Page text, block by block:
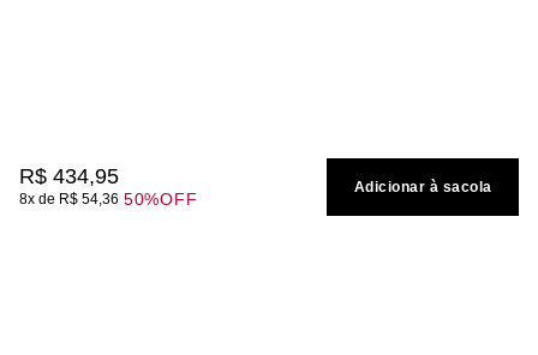
R$ 434,95
8 R$ 54,36 50%OFF
Adicionar à sacola